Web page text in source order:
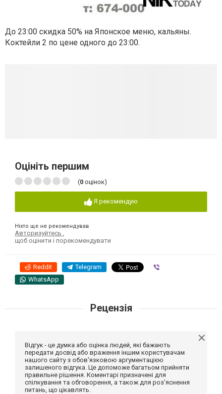
До 23:00 скидка 50% на Японское меню, кальяны.
Коктейли 2 по цене одного до 23:00.
Оцініть першим
(0 оцінок)
Я рекомендую
Ніхто ще не рекомендував
Авторизуйтесь
щоб оцінити і порекомендувати
Reddit Telegram
WhatsApp
Рецензія
Відгук - це думка або оцінка людей, які бажають
передати досвід або враження іншим користувачам
нашого сайту з обов'язковою аргументацією
залишеного відгука. Це допоможе багатьом прийняти
правильне рішення. Коментарі призначені для
спілкування та обговорення, а також для роз'яснення
питань, що цікавлять.